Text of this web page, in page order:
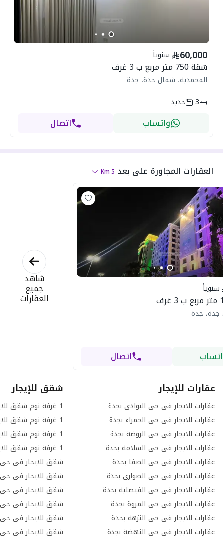
سنوياً 60,000
شقة 750 متر مربع ب 3 غرف
المحمدية، شمال جدة، جدة
3
جديد
واتساب اتصال
العقارات المجاورة على بعد 5
Km
سنوياً
جدة، جدة
اتصال
شاهد
جميع
العقارات
عقارات للإيجار
عقارات للايجار فى حى البوادى بجدة
عقارات للايجار فى حى الحمراء بجدة
عقارات للايجار فى حى الروضة بجدة
عقارات للايجار فى حى السلامة بجدة
عقارات للايجار فى حى الصفا بجدة
عقارات للايجار فى حى الصوارى بجدة
عقارات للايجار فى حى الفيصلية بجدة
عقارات للايجار فى حى المروة بجدة
عقارات للايجار فى حى النزهة بجدة
عقارات للايجار فى حى النهضة بجدة
شقق للإيجار
شقق للايجار فى حى
شقق للايجار فى حى
شقق للايجار فى
شقق للايجار فى
شقق للايجار فى حى
شقق للايجار فى حى